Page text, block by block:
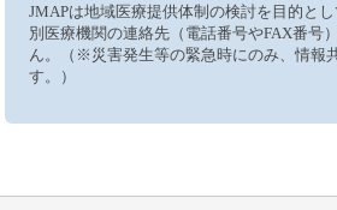
JMAPは地域医療提供体制の検討を目的と
別医療機関の連絡先（電話番号やFAX番号
ん。（※災害発生等の緊急時にのみ、情報
す。）